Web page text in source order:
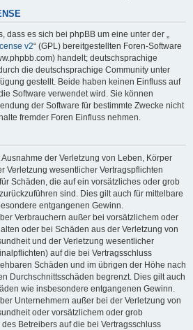
dass es sich bei phpBB um eine unter der „
v2“ (GPL) bereitgestellten Foren-Software
handelt; deutschsprachige
die deutschsprachige Community unter
gestellt. Beide haben keinen Einfluss auf
Software verwendet wird. Sie können
der Software für bestimmte Zwecke nicht
fremder Foren Einfluss nehmen.
der Verletzung von Leben, Körper
Verletzung wesentlicher Vertragspflichten
Schäden, die auf ein vorsätzliches oder grob
sind. Dies gilt auch für mittelbare
entgangenen Gewinn.
Verbrauchern außer bei vorsätzlichem oder
oder bei Schäden aus der Verletzung von
und der Verletzung wesentlicher
auf die bei Vertragsschluss
Schäden und im übrigen der Höhe nach
Durchschnittsschäden begrenzt. Dies gilt auch
wie insbesondere entgangenen Gewinn.
Unternehmern außer bei der Verletzung von
oder vorsätzlichem oder grob
Betreibers auf die bei Vertragsschluss